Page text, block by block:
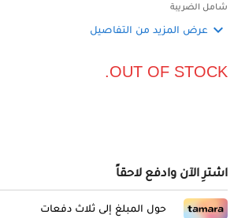
شامل الضريبة
 عرض المزيد من التفاصيل
OUT OF STOCK.
اشترِ الآن وادفع لاحقاً
حول المبلغ إلى ثلاث دفعات